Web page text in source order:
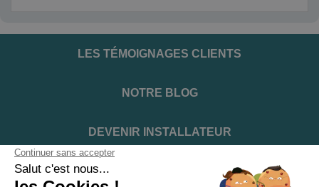
LES TÉMOIGNAGES CLIENTS
NOTRE BLOG
DEVENIR INSTALLATEUR
NOTRE SERVICE APRÈS VENTE